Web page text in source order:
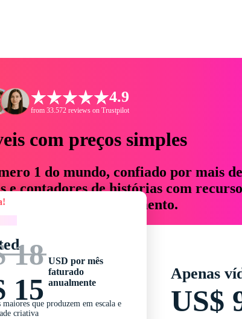
4.9
from 33.572 reviews on Trustpilot
com preços simples
1 do mundo, confiado por mais
contadores de histórias com
em tempo e orçamento.
18
15
USD por mês
faturado
anualmente
maiores que produzem em escala e
criativa
Apenas
US$